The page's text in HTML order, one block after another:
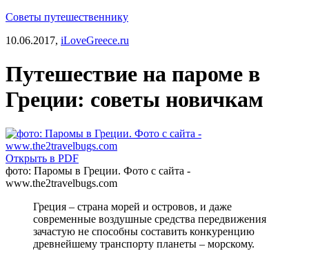
Советы путешественнику
10.06.2017, iLoveGreece.ru
Путешествие на пароме в
Греции: советы новичкам
Открыть в PDF
фото: Паромы в Греции. Фото с сайта -
www.the2travelbugs.com
Греция – страна морей и островов, и даже
современные воздушные средства передвижения
зачастую не способны составить конкуренцию
древнейшему транспорту планеты – морскому.